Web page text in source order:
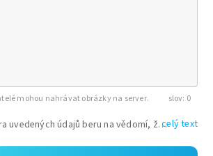
mohou nahrávat obrázky na server. 0
celý text